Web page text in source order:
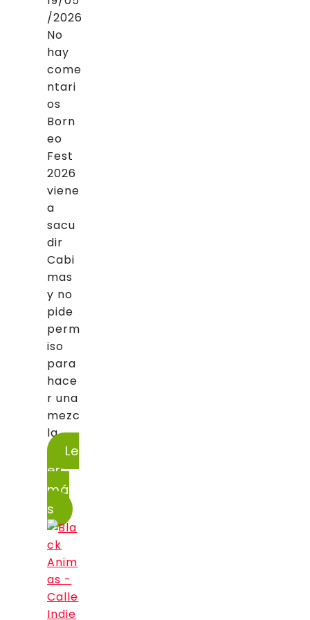
/2026
No
hay
come
ntari
os
Born
eo
Fest
2026
viene
a
sacu
dir
Cabi
mas
y no
pide
perm
iso
para
hace
r una
mezc
la...
Le
er
má
s